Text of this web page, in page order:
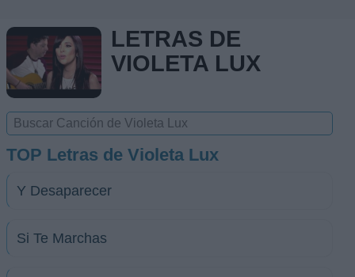
LETRAS DE
VIOLETA LUX
TOP Letras de Violeta Lux
Y Desaparecer
Si Te Marchas